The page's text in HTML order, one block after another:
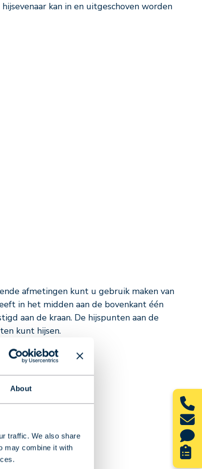
About
traffic. We also share
may combine it with
kan in en uitgeschoven worden
afmetingen kunt u gebruik maken van
in het midden aan de bovenkant één
aan de kraan. De hijspunten aan de
kunt hijsen.